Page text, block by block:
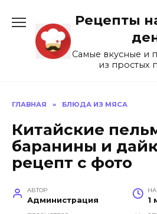
содержанию
Рецепты
Самые вкусные и
из простых
ГЛАВНАЯ » БЛЮДА ИЗ МЯСА
Китайские
баранины и
рецепт с фото
АВТОР
Администрация
НА
1